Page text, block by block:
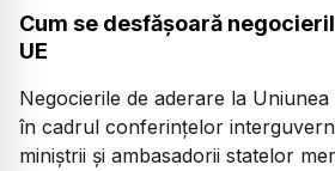
Cum se desfășoară
UE
Negocierile de aderare la
în cadrul conferințelor
miniștrii și ambasadorii statelor